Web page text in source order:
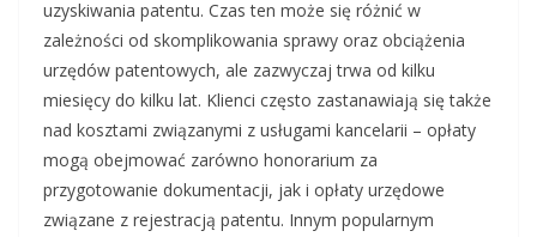
uzyskiwania patentu. Czas ten może się różnić w
zależności od skomplikowania sprawy oraz obciążenia
urzędów patentowych, ale zazwyczaj trwa od kilku
miesięcy do kilku lat. Klienci często zastanawiają się także
nad kosztami związanymi z usługami kancelarii – opłaty
mogą obejmować zarówno honorarium za
przygotowanie dokumentacji, jak i opłaty urzędowe
związane z rejestracją patentu. Innym popularnym